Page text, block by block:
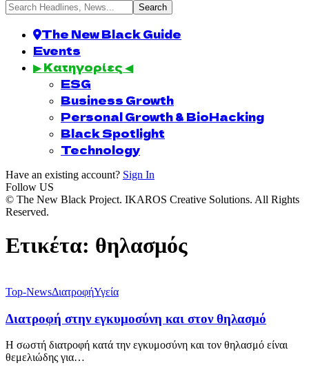
The New Black Guide
Events
▶ Κατηγορίες ◀
ESG
Business Growth
Personal Growth & BioHacking
Black Spotlight
Technology
Have an existing account? Sign In
Follow US
© The New Black Project. IKAROS Creative Solutions. All Rights
Reserved.
Ετικέτα: θηλασμός
Top-NewsΔιατροφήΥγεία
Διατροφή στην εγκυμοσύνη και στον θηλασμό
Η σωστή διατροφή κατά την εγκυμοσύνη και τον θηλασμό είναι
θεμελιώδης για…